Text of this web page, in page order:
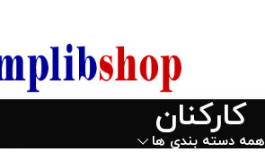
کارکنان
همه دسته بندی ها